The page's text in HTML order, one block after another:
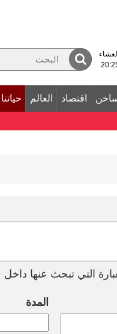
اقتصاد العالم حياتنا
التي تبحث عنها
المدة